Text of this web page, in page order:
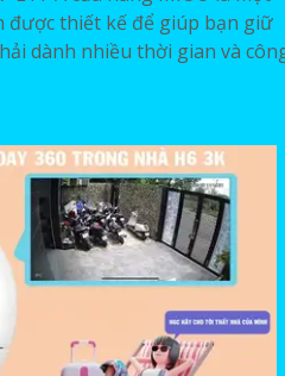
được thiết kế để giúp bạn giữ
dành nhiều thời gian và